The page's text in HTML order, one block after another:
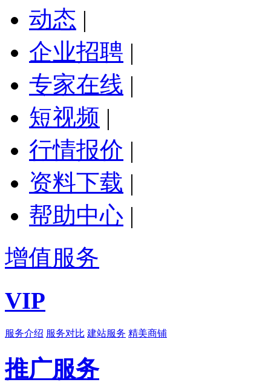
动态 |
企业招聘 |
专家在线 |
短视频 |
行情报价 |
资料下载 |
帮助中心 |
增值服务
VIP
服务介绍 服务对比 建站服务 精美商铺
推广服务